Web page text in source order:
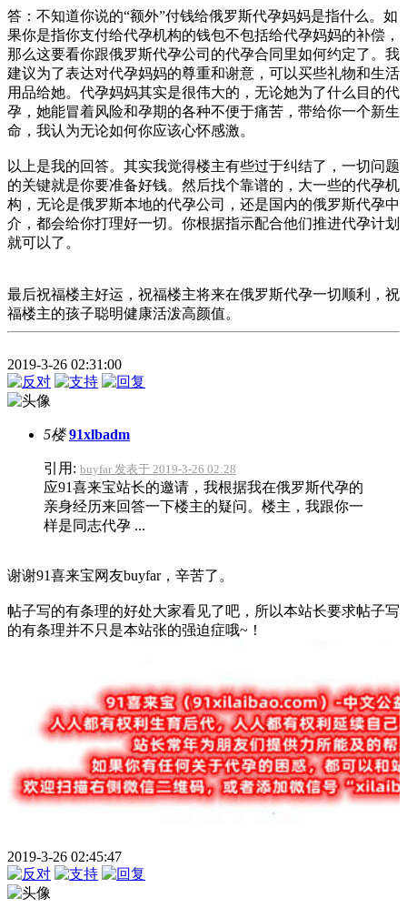
答：不知道你说的“额外”付钱给俄罗斯代孕妈妈是指什么。如
果你是指你支付给代孕机构的钱包不包括给代孕妈妈的补偿，
那么这要看你跟俄罗斯代孕公司的代孕合同里如何约定了。我
建议为了表达对代孕妈妈的尊重和谢意，可以买些礼物和生活
用品给她。代孕妈妈其实是很伟大的，无论她为了什么目的代
孕，她能冒着风险和孕期的各种不便于痛苦，带给你一个新生
命，我认为无论如何你应该心怀感激。
以上是我的回答。其实我觉得楼主有些过于纠结了，一切问题
的关键就是你要准备好钱。然后找个靠谱的，大一些的代孕机
构，无论是俄罗斯本地的代孕公司，还是国内的俄罗斯代孕中
介，都会给你打理好一切。你根据指示配合他们推进代孕计划
就可以了。
最后祝福楼主好运，祝福楼主将来在俄罗斯代孕一切顺利，祝
福楼主的孩子聪明健康活泼高颜值。
2019-3-26 02:31:00
5楼 91xlbadm
引用: buyfar 发表于 2019-3-26 02:28
应91喜来宝站长的邀请，我根据我在俄罗斯代孕的
亲身经历来回答一下楼主的疑问。楼主，我跟你一
样是同志代孕 ...
谢谢91喜来宝网友buyfar，辛苦了。
帖子写的有条理的好处大家看见了吧，所以本站长要求帖子写
的有条理并不只是本站张的强迫症哦~！
2019-3-26 02:45:47